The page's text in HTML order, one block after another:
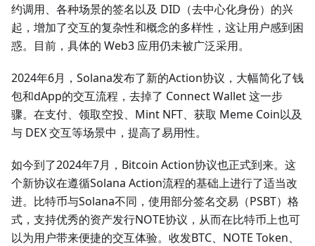
约调用、各种场景的签名以及 DID（去中心化身份）的兴
起，增加了交互的复杂性和概念的多样性，这让用户感到困
惑。目前，具体的 Web3 应用仍未被广泛采用。
2024年6月，Solana发布了新的Action协议，大幅简化了钱
包和dApp的交互流程，去掉了 Connect Wallet 这一步
骤。在支付、领取空投、Mint NFT、获取 Meme Coin以及
与 DEX 交互等场景中，提高了易用性。
如今到了2024年7月，Bitcoin Action协议也正式到来。这
个新协议在遵循Solana Action流程的基础上进行了适当改
进。比特币与Solana不同，使用部分签名交易（PSBT）格
式，支持优秀的资产发行NOTE协议，从而在比特币上也可
以为用户带来便捷的交互体验。收发BTC、NOTE Token、